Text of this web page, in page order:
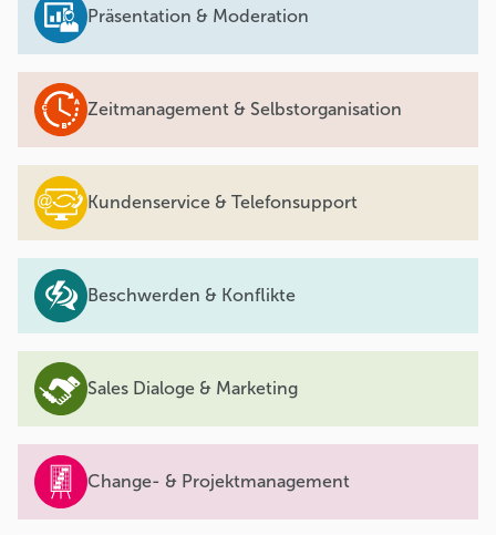
Präsentation & Moderation
Zeitmanagement & Selbstorganisation
Kundenservice & Telefonsupport
Beschwerden & Konflikte
Sales Dialoge & Marketing
Change- & Projektmanagement